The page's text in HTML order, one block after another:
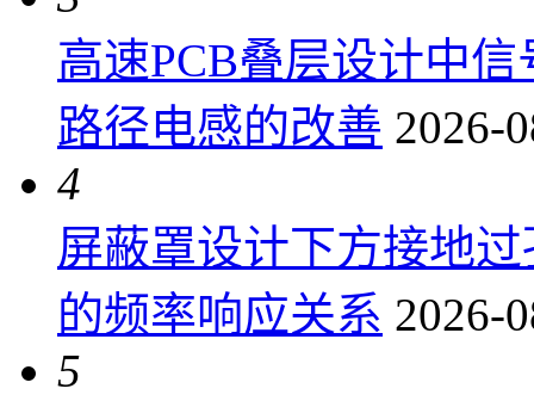
高速PCB叠层设计中
路径电感的改善 2026-
4
屏蔽罩设计下方接地
的频率响应关系 2026-
5